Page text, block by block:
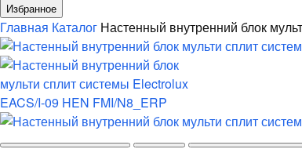
Избранное
Главная Каталог Настенный внутренний блок